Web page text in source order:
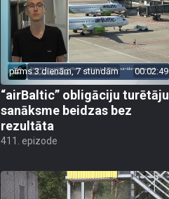
pirms 3 dienām, 7 stundām 00:02:49
“airBaltic” obligāciju turētāju
sanāksme beidzas bez
rezultāta
411. epizode